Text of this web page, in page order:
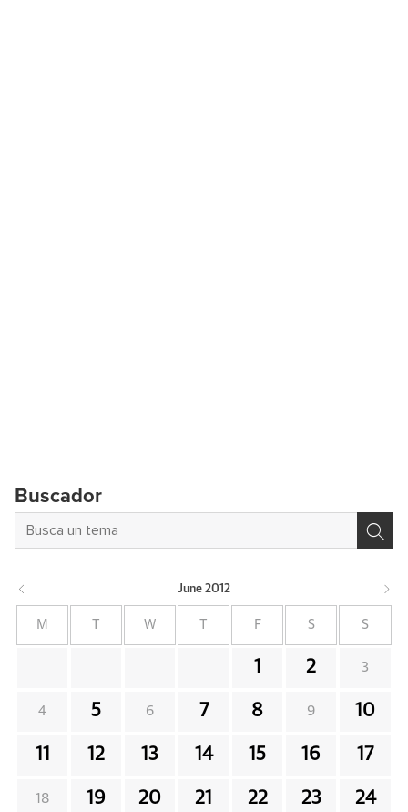
Buscador
June 2012
M W F S S
1 2 3
4 5 6 7 8 9 10
11 12 13 14 15 16 17
18 19 20 21 22 23 24